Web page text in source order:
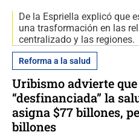
De la Espriella explicó que
una trasformación en las
centralizado y las regiones.
Reforma a la salud
Uribismo advierte
“desfinanciada” la
asigna $77 billones,
billones